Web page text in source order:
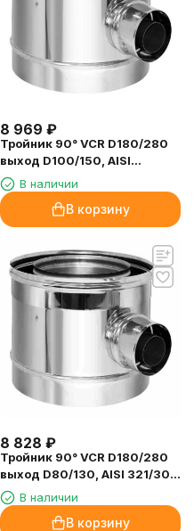
8 969 ₽
Тройник 90° VCR D180/280
выход D100/150, AISI
321/304 (Вулкан)
В наличии
В корзину
8 828 ₽
Тройник 90° VCR D180/280
выход D80/130, AISI 321/304
(Вулкан)
В наличии
В корзину